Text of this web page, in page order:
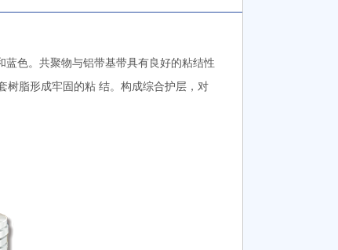
色。共聚物与铝带基带具有良好的粘结性
树脂形成牢固的粘 结。构成综合护层，对